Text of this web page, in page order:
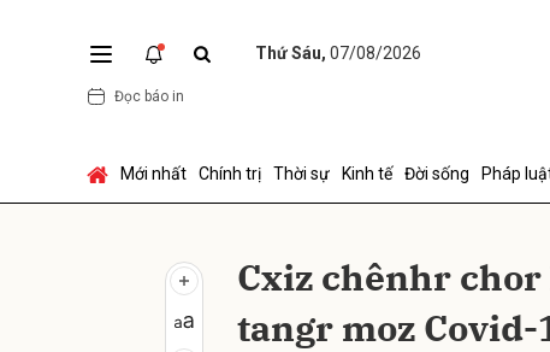
Thứ Sáu, 07/08/2026
Đọc báo in
Mới nhất Chính trị Thời sự Kinh tế Đời sống Pháp
Cxiz chênhr
tangr moz
Gửi